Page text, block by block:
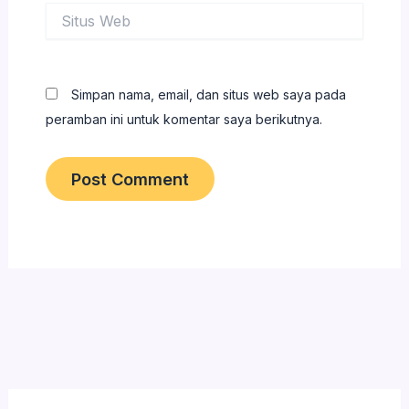
Web
Simpan nama, email, dan situs web saya pada
peramban ini untuk komentar saya berikutnya.